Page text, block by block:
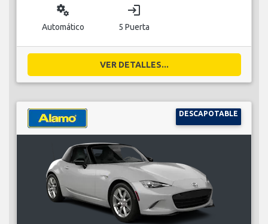
miscellaneous_services
Automático
login
5 Puerta
VER DETALLES...
DESCAPOTABLE